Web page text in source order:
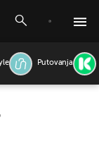
Putovanja